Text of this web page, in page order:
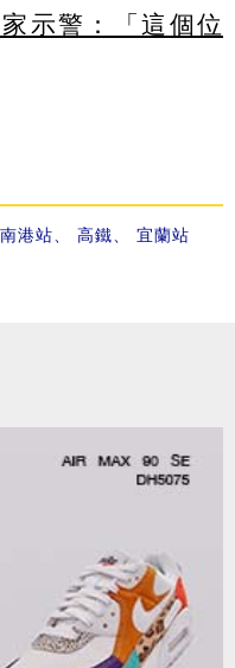
示警：「這個位
南港站 高鐵 宜蘭站